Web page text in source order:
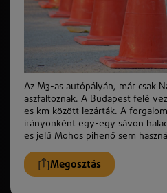
Az M3-as autópályán, már csak
aszfaltoznak. A Budapest felé
es km között lezárták. A
irányonként egy-egy sávon
es jelű Mohos pihenő sem
Megosztás